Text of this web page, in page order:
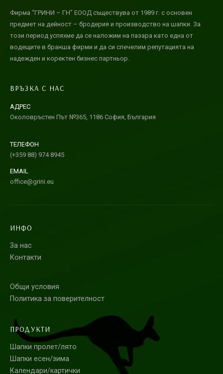
Фирма “ГРИНИ – ГН” ЕООД съществува от 1989 г. с основен
предмет на дейност – бродерия и производство на шапки. За
този период успяхме да се наложим на пазара като една от
водещите в бранша фирми и да си спечелим репутацията на
надежден и коректен бизнес партньор.
ВРЪЗКА С НАС
АДРЕС
Околовръстен Път №365, 1186 София, България
ТЕЛЕФОН
(+359 88) 974 8945
EMAIL
office@grini.eu
ИНФО
За нас
Контакти
Общи условия
Политика за поверителност
ПРОДУКТИ
Шапки пролет/лято
Шапки есен/зима
Календари/картички